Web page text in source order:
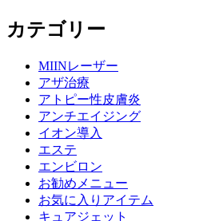
カテゴリー
MIINレーザー
アザ治療
アトピー性皮膚炎
アンチエイジング
イオン導入
エステ
エンビロン
お勧めメニュー
お気に入りアイテム
キュアジェット